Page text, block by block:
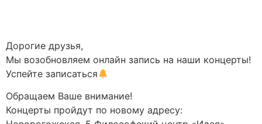
Дорогие друзья,
Мы возобновляем онлайн запись на наши концерты!
Успейте записаться
Обращаем Ваше внимание!
Концерты пройдут по новому адресу: